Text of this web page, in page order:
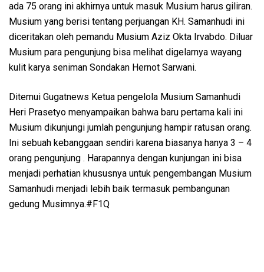
ada 75 orang ini akhirnya untuk masuk Musium harus giliran.
Musium yang berisi tentang perjuangan KH. Samanhudi ini
diceritakan oleh pemandu Musium Aziz Okta Irvabdo. Diluar
Musium para pengunjung bisa melihat digelarnya wayang
kulit karya seniman Sondakan Hernot Sarwani.
Ditemui Gugatnews Ketua pengelola Musium Samanhudi
Heri Prasetyo menyampaikan bahwa baru pertama kali ini
Musium dikunjungi jumlah pengunjung hampir ratusan orang.
Ini sebuah kebanggaan sendiri karena biasanya hanya 3 – 4
orang pengunjung . Harapannya dengan kunjungan ini bisa
menjadi perhatian khususnya untuk pengembangan Musium
Samanhudi menjadi lebih baik termasuk pembangunan
gedung Musimnya.#F1Q